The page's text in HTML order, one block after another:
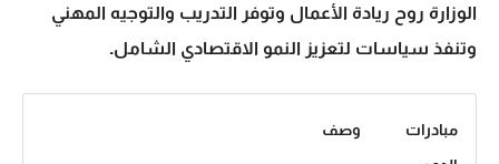
الوزارة روح ريادة الأعمال وتوفر التدريب والتوجيه المهني
وتنفذ سياسات لتعزيز النمو الاقتصادي الشامل.
مبادرات
وصف